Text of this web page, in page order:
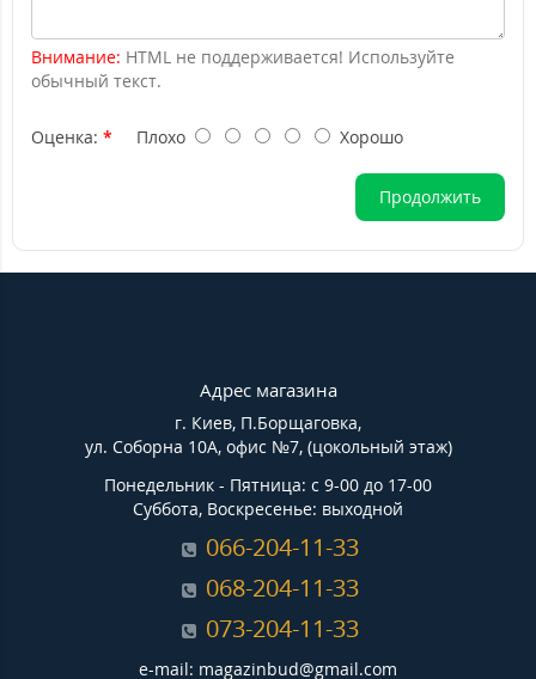
Внимание: HTML не поддерживается! Используйте
обычный текст.
Оценка: Плохо Хорошо
Продолжить
Адрес магазина
г. Киев, П.Борщаговка,
ул. Соборна 10А, офис №7, (цокольный этаж)
Понедельник - Пятница: с 9-00 до 17-00
Суббота, Воскресенье: выходной
066-204-11-33
068-204-11-33
073-204-11-33
e-mail: magazinbud@gmail.com